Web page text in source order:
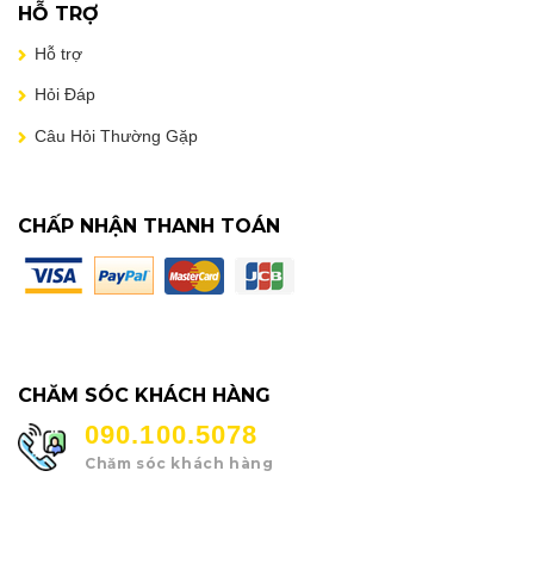
HỖ TRỢ
Hỗ trợ
Hỏi Đáp
Câu Hỏi Thường Gặp
CHẤP NHẬN THANH TOÁN
CHĂM SÓC KHÁCH HÀNG
090.100.5078
Chăm sóc khách hàng